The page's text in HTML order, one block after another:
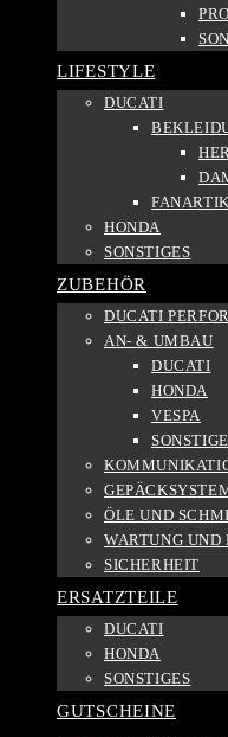
LIFESTYLE
DUCATI
HONDA
SONSTIGES
ZUBEHÖR
DUCATI
AN- & UMBAU
DUCATI
HONDA
VESPA
ÖLE UND
WARTUNG UND
SICHERHEIT
ERSATZTEILE
DUCATI
HONDA
SONSTIGES
GUTSCHEINE
1
Nein
1
Mesh
GRÖSSE
S
M
3